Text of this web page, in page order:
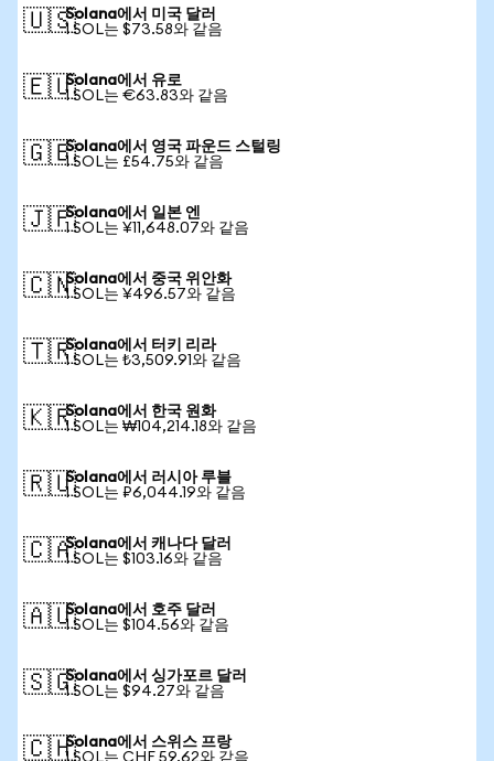
🇺🇸Solana에서 미국 달러
1 SOL는 $73.58와 같음
🇪🇺Solana에서 유로
1 SOL는 €63.83와 같음
🇬🇧Solana에서 영국 파운드 스털링
1 SOL는 £54.75와 같음
🇯🇵Solana에서 일본 엔
1 SOL는 ¥11,648.07와 같음
🇨🇳Solana에서 중국 위안화
1 SOL는 ¥496.57와 같음
🇹🇷Solana에서 터키 리라
1 SOL는 ₺3,509.91와 같음
🇰🇷Solana에서 한국 원화
1 SOL는 ₩104,214.18와 같음
🇷🇺Solana에서 러시아 루블
1 SOL는 ₽6,044.19와 같음
🇨🇦Solana에서 캐나다 달러
1 SOL는 $103.16와 같음
🇦🇺Solana에서 호주 달러
1 SOL는 $104.56와 같음
🇸🇬Solana에서 싱가포르 달러
1 SOL는 $94.27와 같음
🇨🇭Solana에서 스위스 프랑
1 SOL는 CHF 59.62와 같음